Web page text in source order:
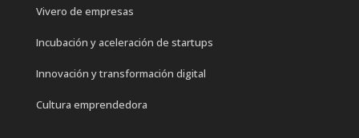
Vivero de empresas
Incubación y aceleración de startups
Innovación y transformación digital
Cultura emprendedora